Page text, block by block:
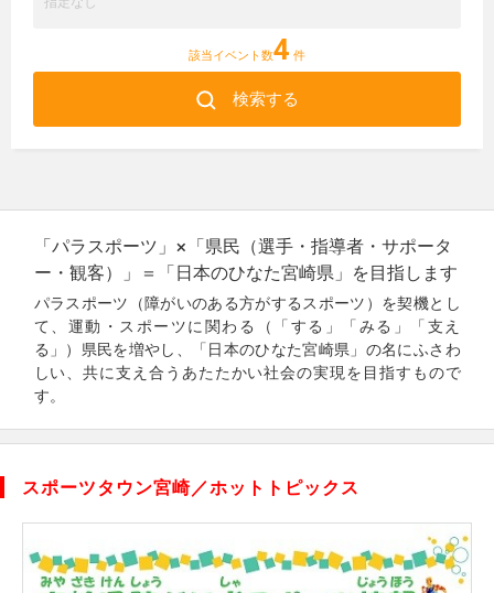
該当イベント数4 件
検索する
「パラスポーツ」×「県民（選手・指導者・サポータ
ー・観客）」＝「日本のひなた宮崎県」を目指します
パラスポーツ（障がいのある方がするスポーツ）を契機とし
て、運動・スポーツに関わる（「する」「みる」「支え
る」）県民を増やし、「日本のひなた宮崎県」の名にふさわ
しい、共に支え合うあたたかい社会の実現を目指すもので
す。
スポーツタウン宮崎／ホットトピックス